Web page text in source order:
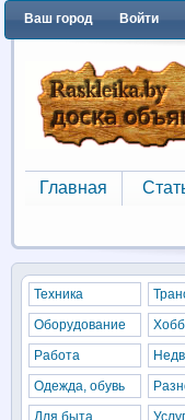
Ваш город Войти
Главная
Главная
Техника
Оборудование
Работа
Одежда, обувь
Для быта